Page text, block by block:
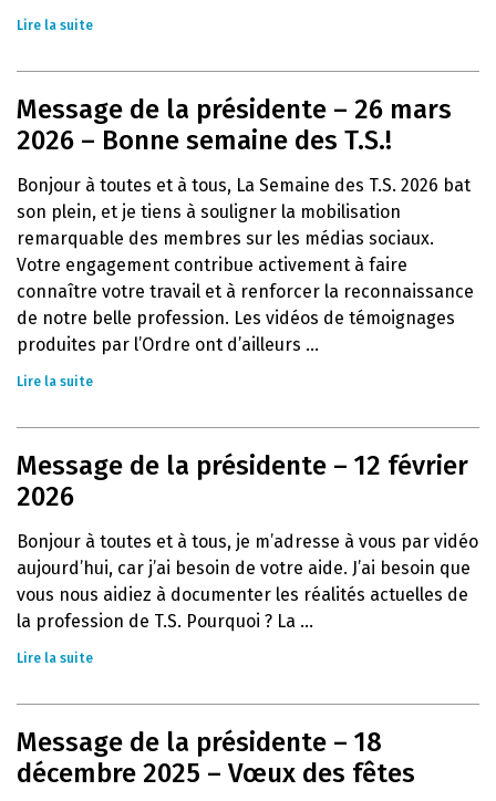
Lire la suite
Message de la présidente – 26 mars
2026 – Bonne semaine des T.S.!
Bonjour à toutes et à tous, La Semaine des T.S. 2026 bat
son plein, et je tiens à souligner la mobilisation
remarquable des membres sur les médias sociaux.
Votre engagement contribue activement à faire
connaître votre travail et à renforcer la reconnaissance
de notre belle profession. Les vidéos de témoignages
produites par l’Ordre ont d’ailleurs ...
Lire la suite
Message de la présidente – 12 février
2026
Bonjour à toutes et à tous, je m’adresse à vous par vidéo
aujourd’hui, car j’ai besoin de votre aide. J’ai besoin que
vous nous aidiez à documenter les réalités actuelles de
la profession de T.S. Pourquoi ? La ...
Lire la suite
Message de la présidente – 18
décembre 2025 – Vœux des fêtes